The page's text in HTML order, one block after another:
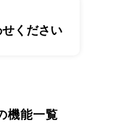
ください
機能一覧